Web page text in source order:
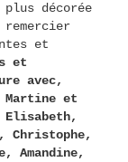
décorée
et
et
avec,
et
Elisabeth,
Christophe,
Amandine,